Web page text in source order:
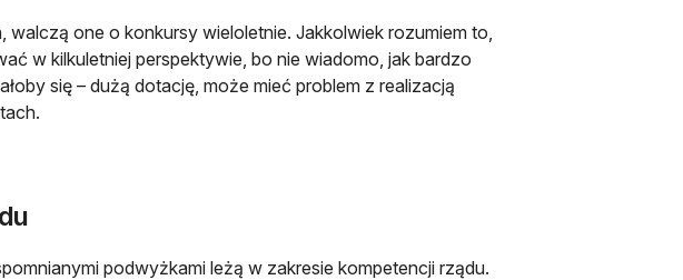
one o konkursy wieloletnie. Jakkolwiek rozumiem to,
w kilkuletniej perspektywie, bo nie wiadomo, jak bardzo
się – dużą dotację, może mieć problem z realizacją
podwyżkami leżą w zakresie kompetencji rządu.